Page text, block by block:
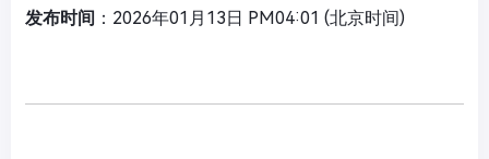
发布时间 ：2026年01月13日 PM04:01 (北京时间)